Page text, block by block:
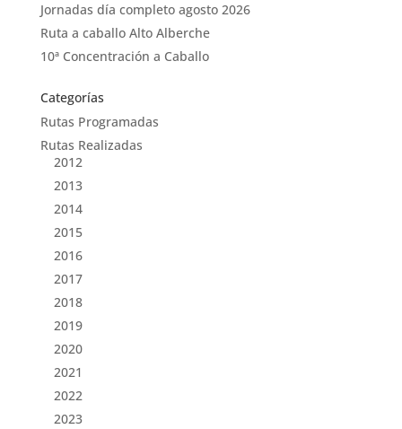
Jornadas día completo agosto 2026
Ruta a caballo Alto Alberche
10ª Concentración a Caballo
Categorías
Rutas Programadas
Rutas Realizadas
2012
2013
2014
2015
2016
2017
2018
2019
2020
2021
2022
2023